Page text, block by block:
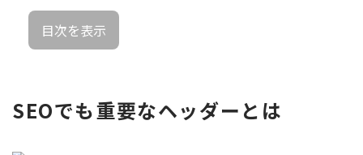
目次を表示
SEOでも重要なヘッダーとは